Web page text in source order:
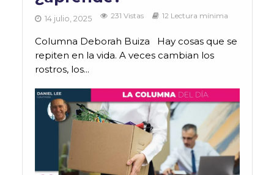
14 julio, 2025 231 Vistas 12 Lectura mínima
Columna Deborah Buiza Hay cosas que se
repiten en la vida. A veces cambian los
rostros, los...